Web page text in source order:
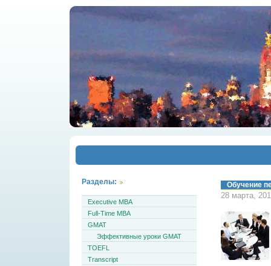
Обучение
28 марта,
Разделы:
Executive MBA
Full-Time MBA
GMAT
Эффективные уроки GMAT
TOEFL
Transcript